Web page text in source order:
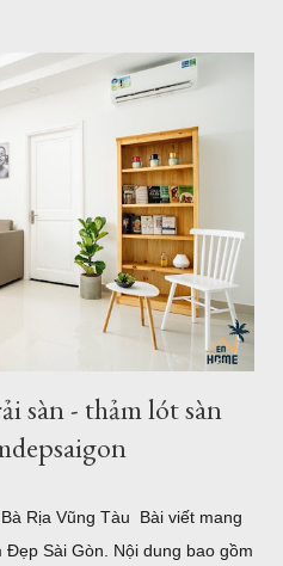
.... Địa chỉ bán thảm lót sàn
trong tháng của Thảm
- 3,4m 2,6m - 3,6m Là đơn
trang trí nhà tại Hồ Chí Minh
vụ tối đa nhu cầu của khách
lớn ơ Việt Nam, chúng tôi đã
lớn từ 2m, 2,4m 2,5m 2,m
- 3,5m. Hoặc b...
sàn - thảm lót sàn
Rịa Vũng Tàu Bài viết mang
Sài Gòn. Nội dung bao gồm